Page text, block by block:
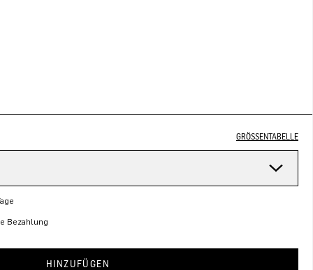
GRÖSSENTABELLE
Bezahlung
HINZUFÜGEN